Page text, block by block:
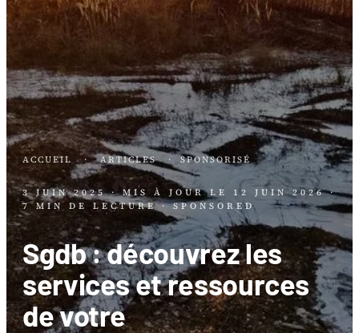
ACCUEIL · ARTICLES · SPONSORISÉ
3 JUIN 2025 · MIS À JOUR LE 12 JUIN 2026 ·
7 MIN DE LECTURE · SPONSORED
Sgdb : découvrez les
services et ressources
de votre